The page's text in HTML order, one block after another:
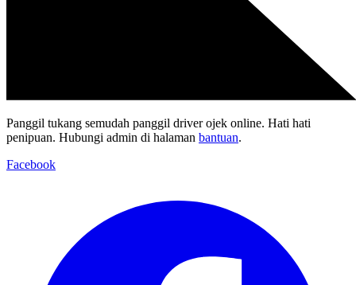
Panggil tukang semudah panggil driver ojek online. Hati hati
penipuan. Hubungi admin di halaman bantuan.
Facebook